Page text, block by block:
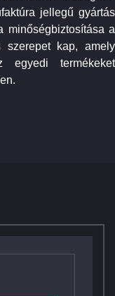
jellegű gyártás
minőségbiztosítása a
szerepet kap, amely
egyedi termékeket